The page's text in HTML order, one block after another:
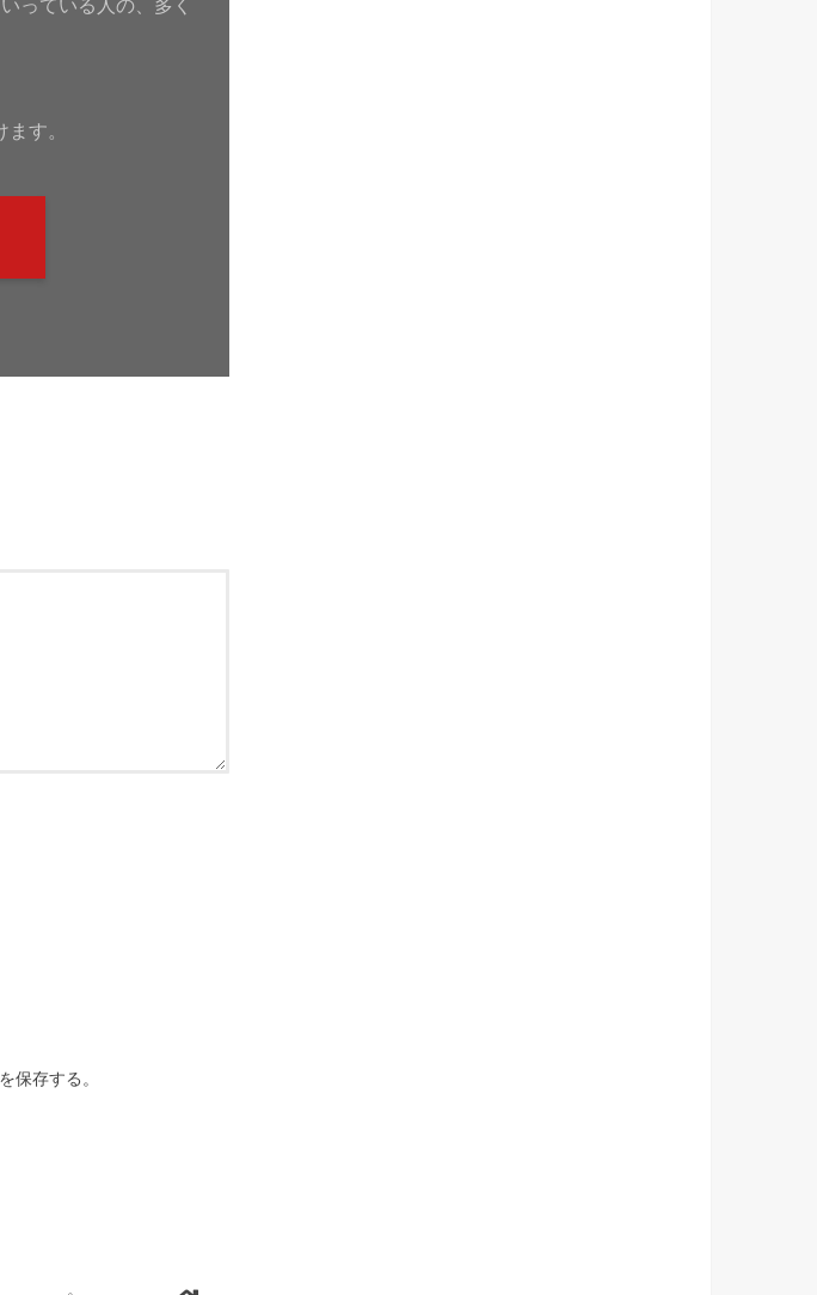
っている人の、多く
す。
保存する。